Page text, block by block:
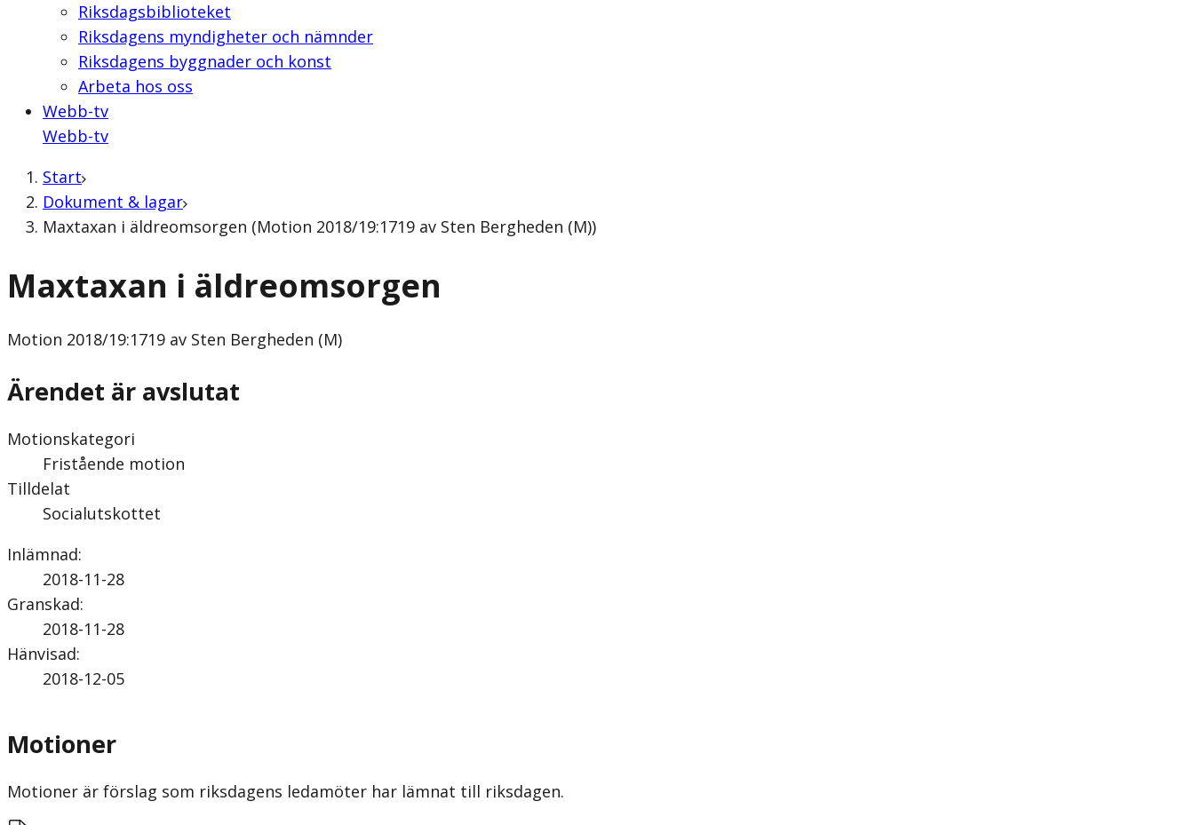
Riksdagsbiblioteket
Riksdagens myndigheter och nämnder
Riksdagens byggnader och konst
Arbeta hos oss
Webb-tv
Webb-tv
Start
Dokument & lagar
Maxtaxan i äldreomsorgen (Motion 2018/19:1719 av Sten Bergheden (M))
Maxtaxan i äldreomsorgen
Motion 2018/19:1719 av Sten Bergheden (M)
Ärendet är avslutat
Motionskategori
Fristående motion
Tilldelat
Socialutskottet
Inlämnad:
2018-11-28
Granskad:
2018-11-28
Hänvisad:
2018-12-05
Motioner
Motioner är förslag som riksdagens ledamöter har lämnat till riksdagen.